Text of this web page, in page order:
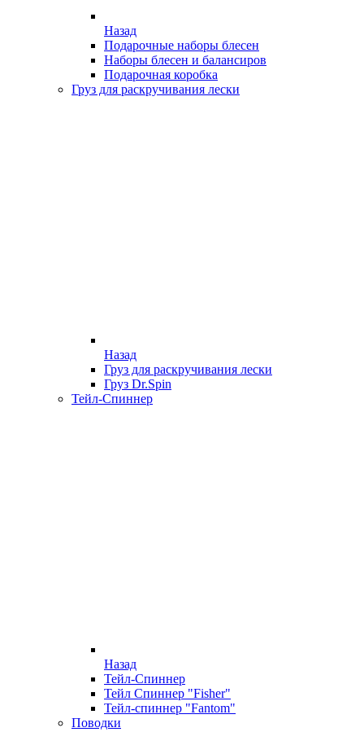
Назад
Подарочные наборы блесен
Наборы блесен и балансиров
Подарочная коробка
Груз для раскручивания лески
Назад
Груз для раскручивания лески
Груз Dr.Spin
Тейл-Спиннер
Назад
Тейл-Спиннер
Тейл Спиннер "Fisher"
Тейл-спиннер "Fantom"
Поводки